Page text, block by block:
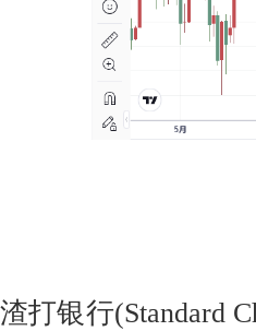
渣打银行(Standard